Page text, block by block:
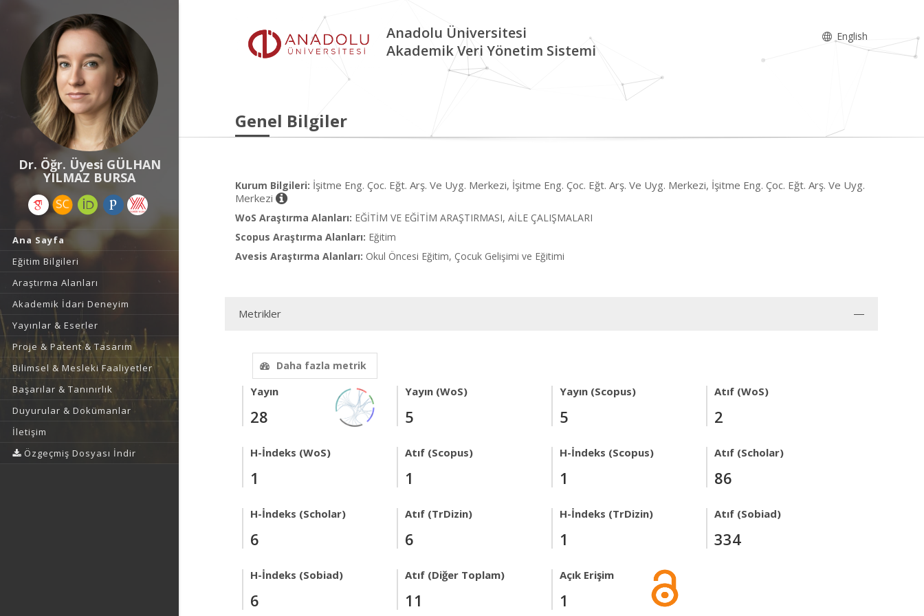
Dr. Öğr. Üyesi GÜLHAN
YILMAZ BURSA
Ana Sayfa
Eğitim Bilgileri
Araştırma Alanları
Akademik İdari Deneyim
Yayınlar & Eserler
Proje & Patent & Tasarım
Bilimsel & Mesleki Faaliyetler
Başarılar & Tanınırlık
Duyurular & Dokümanlar
İletişim
Özgeçmiş Dosyası İndir
Anadolu Üniversitesi
Akademik Veri Yönetim Sistemi
English
Genel Bilgiler
Kurum Bilgileri: İşitme Eng. Çoc. Eğt. Arş. Ve Uyg. Merkezi, İşitme Eng. Çoc. Eğt. Arş. Ve Uyg. Merkezi, İşitme Eng. Çoc. Eğt. Arş. Ve Uyg.
Merkezi
WoS Araştırma Alanları: EĞİTİM VE EĞİTİM ARAŞTIRMASI, AİLE ÇALIŞMALARI
Scopus Araştırma Alanları: Eğitim
Avesis Araştırma Alanları: Okul Öncesi Eğitim, Çocuk Gelişimi ve Eğitimi
Metrikler
Daha fazla metrik
Yayın
28
Yayın (WoS)
5
Yayın (Scopus)
5
Atıf (WoS)
2
H-İndeks (WoS)
1
Atıf (Scopus)
1
H-İndeks (Scopus)
1
Atıf (Scholar)
86
H-İndeks (Scholar)
6
Atıf (TrDizin)
6
H-İndeks (TrDizin)
1
Atıf (Sobiad)
334
H-İndeks (Sobiad)
6
Atıf (Diğer Toplam)
11
Açık Erişim
1